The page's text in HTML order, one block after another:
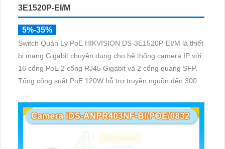
3E1520P-EI/M
5%-35%
Switch Quản Lý PoE HIKVISION DS-3E1520P-EI/M là thiết
bị mạng Gigabit chuyên dụng cho hệ thống camera IP với
16 cổng PoE 2 cổng RJ45 Gigabit và 2 cổng quang SFP.
Tổng công suất PoE 120W hỗ trợ truyền nguồn đến 300m